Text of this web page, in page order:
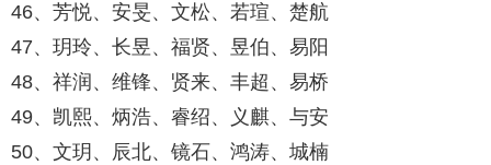
46、芳悦、安旻、文松、若瑄、楚航
47、玥玲、长昱、福贤、昱伯、易阳
48、祥润、维锋、贤来、丰超、易桥
49、凯熙、炳浩、睿绍、义麒、与安
50、文玥、辰北、镜石、鸿涛、城楠